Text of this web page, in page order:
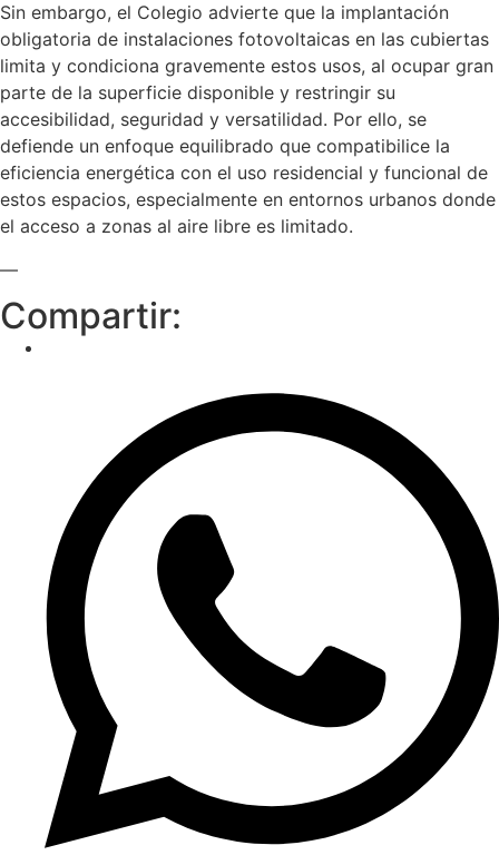
Sin embargo, el Colegio advierte que la implantación
obligatoria de instalaciones fotovoltaicas en las cubiertas
limita y condiciona gravemente estos usos, al ocupar gran
parte de la superficie disponible y restringir su
accesibilidad, seguridad y versatilidad. Por ello, se
defiende un enfoque equilibrado que compatibilice la
eficiencia energética con el uso residencial y funcional de
estos espacios, especialmente en entornos urbanos donde
el acceso a zonas al aire libre es limitado.
—
Compartir: